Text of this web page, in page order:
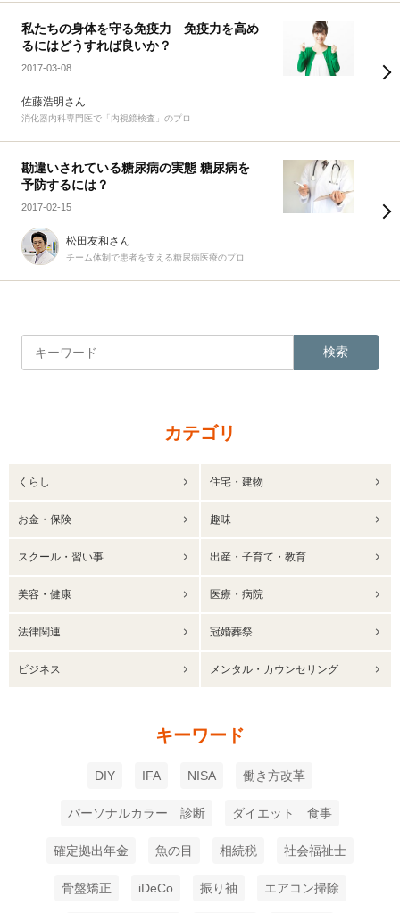
私たちの身体を守る免疫力 免疫力を高め
るにはどうすれば良いか？
2017-03-08
佐藤浩明さん
消化器内科専門医で「内視鏡検査」のプロ
勘違いされている糖尿病の実態 糖尿病を
予防するには？
2017-02-15
松田友和さん
チーム体制で患者を支える糖尿病医療のプロ
検索
カテゴリ
くらし 住宅・建物
お金・保険 趣味
スクール・習い事 出産・子育て・教育
美容・健康 医療・病院
法律関連 冠婚葬祭
ビジネス メンタル・カウンセリング
キーワード
DIY IFA NISA 働き方改革
パーソナルカラー 診断 ダイエット 食事
確定拠出年金 魚の目 相続税 社会福祉士
骨盤矯正 iDeCo 振り袖 エアコン掃除